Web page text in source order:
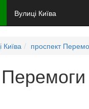
Вулиці Київа
Київа проспект